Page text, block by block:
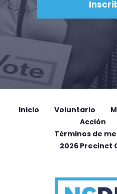
Inicio Voluntario
Acción
Términos de
2026 Precinct